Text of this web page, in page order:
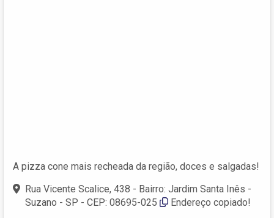
A pizza cone mais recheada da região, doces e salgadas!
Rua Vicente Scalice, 438 - Bairro: Jardim Santa Inês -
Suzano - SP - CEP: 08695-025
Endereço copiado!